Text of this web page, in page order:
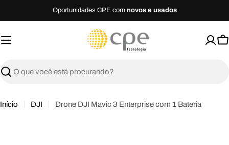
conteúdo
Oportunidades CPE com novos e usados
C
P
T
c
Buscar
Início DJI Drone DJI Mavic 3 Enterprise com 1 Bateria